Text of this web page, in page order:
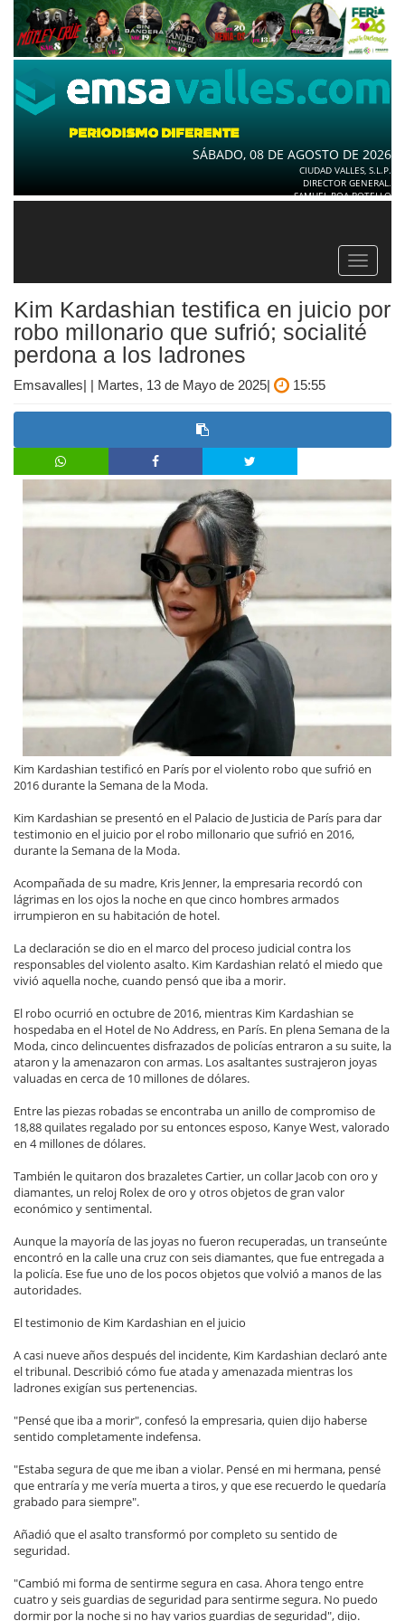
SÁBADO, 08 DE AGOSTO DE 2026
CIUDAD VALLES, S.L.P.
DIRECTOR GENERAL.
SAMUEL ROA BOTELLO
Toggle
Kim Kardashian testifica en juicio por
robo millonario que sufrió; socialité
perdona a los ladrones
Emsavalles| | Martes, 13 de Mayo de 2025| 15:55
Kim Kardashian testificó en París por el violento robo que sufrió en
2016 durante la Semana de la Moda.
Kim Kardashian se presentó en el Palacio de Justicia de París para dar
testimonio en el juicio por el robo millonario que sufrió en 2016,
durante la Semana de la Moda.
Acompañada de su madre, Kris Jenner, la empresaria recordó con
lágrimas en los ojos la noche en que cinco hombres armados
irrumpieron en su habitación de hotel.
La declaración se dio en el marco del proceso judicial contra los
responsables del violento asalto. Kim Kardashian relató el miedo que
vivió aquella noche, cuando pensó que iba a morir.
El robo ocurrió en octubre de 2016, mientras Kim Kardashian se
hospedaba en el Hotel de No Address, en París. En plena Semana de la
Moda, cinco delincuentes disfrazados de policías entraron a su suite, la
ataron y la amenazaron con armas. Los asaltantes sustrajeron joyas
valuadas en cerca de 10 millones de dólares.
Entre las piezas robadas se encontraba un anillo de compromiso de
18,88 quilates regalado por su entonces esposo, Kanye West, valorado
en 4 millones de dólares.
También le quitaron dos brazaletes Cartier, un collar Jacob con oro y
diamantes, un reloj Rolex de oro y otros objetos de gran valor
económico y sentimental.
Aunque la mayoría de las joyas no fueron recuperadas, un transeúnte
encontró en la calle una cruz con seis diamantes, que fue entregada a
la policía. Ese fue uno de los pocos objetos que volvió a manos de las
autoridades.
El testimonio de Kim Kardashian en el juicio
A casi nueve años después del incidente, Kim Kardashian declaró ante
el tribunal. Describió cómo fue atada y amenazada mientras los
ladrones exigían sus pertenencias.
"Pensé que iba a morir", confesó la empresaria, quien dijo haberse
sentido completamente indefensa.
"Estaba segura de que me iban a violar. Pensé en mi hermana, pensé
que entraría y me vería muerta a tiros, y que ese recuerdo le quedaría
grabado para siempre".
Añadió que el asalto transformó por completo su sentido de
seguridad.
"Cambió mi forma de sentirme segura en casa. Ahora tengo entre
cuatro y seis guardias de seguridad para sentirme segura. No puedo
dormir por la noche si no hay varios guardias de seguridad", dijo.